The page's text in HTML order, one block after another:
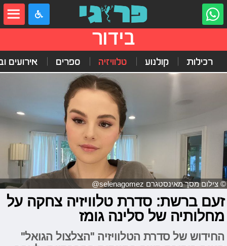
בידור
רכילות קולנוע טלוויזיה ספרים אירועים
© צילום מסך מאינסטגרם selenagomez@
זעם ברשת: סדרת טלוויזיה צחקה על
מחלותיה של סלינה גומז
החידוש של סדרת הטלוויזיה "הצלצול הגואל"